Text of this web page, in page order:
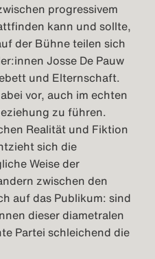
progressivem
kann und sollte,
der Bühne teilen sich
Josse De Pauw
und Elternschaft.
vor, auch im echten
zu führen.
Realität und Fiktion
sich die
Weise der
zwischen den
auf das Publikum: sind
dieser diametralen
Partei schleichend die